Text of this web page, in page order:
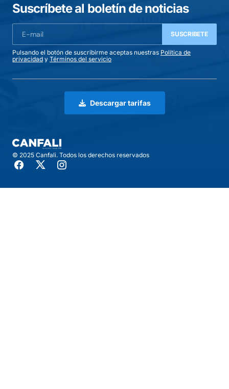
Suscríbete al boletín de noticias
SUSCRIBETE
Pulsando el botón de suscribirme aceptas nuestras Política de
privacidad y Términos del servicio
Descargar tarifas
© 2025 Canfali. Todos los derechos reservados